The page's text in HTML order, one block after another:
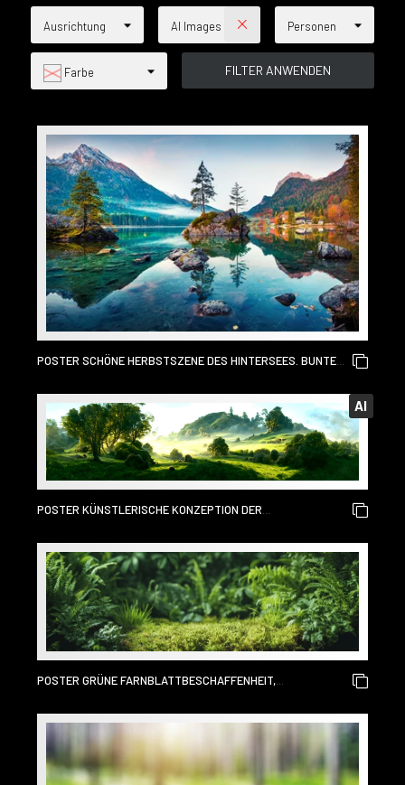
Ausrichtung AI Images Personen
Farbe
POSTER SCHÖNE HERBSTSZENE DES HINTERSEES. BUNTE
ÖSTERREICHISCHEN GRENZE, DEUTSCHLAND, EUROPA.
SCHÖNHEIT DES NATURKONZEPTHINTERGRUNDES.
AI
POSTER KÜNSTLERISCHE KONZEPTION DER
WALDES, HINTERGRUNDILLUSTRATION, ZARTES UND
VERTRÄUMTES DESIGN.
POSTER GRÜNE FARNBLATTBESCHAFFENHEIT,